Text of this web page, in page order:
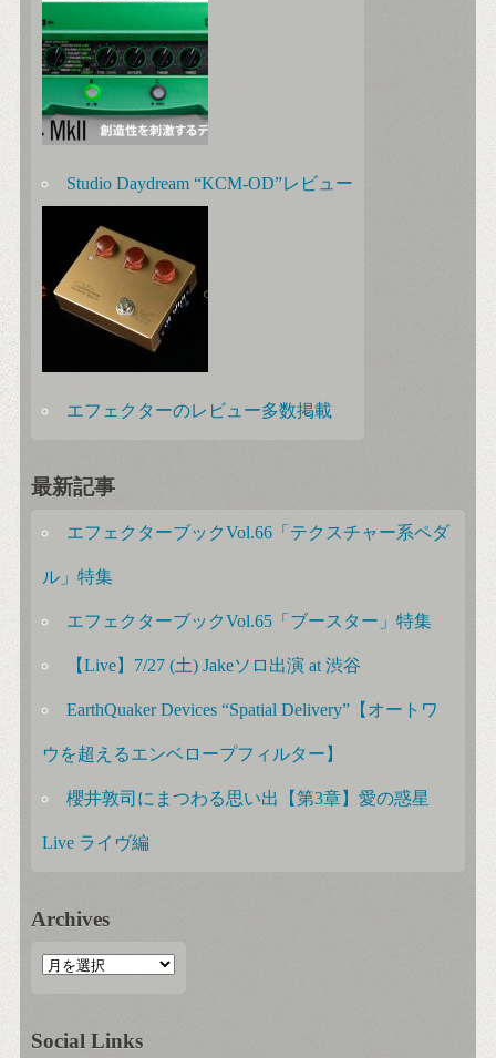
Studio Daydream “KCM-OD”レビュー
エフェクターのレビュー多数掲載
最新記事
エフェクターブックVol.66「テクスチャー系ペダ
ル」特集
エフェクターブックVol.65「ブースター」特集
【Live】7/27 (土) Jakeソロ出演 at 渋谷
EarthQuaker Devices “Spatial Delivery”【オートワ
ウを超えるエンベロープフィルター】
櫻井敦司にまつわる思い出【第3章】愛の惑星
Live ライヴ編
Archives
Social Links